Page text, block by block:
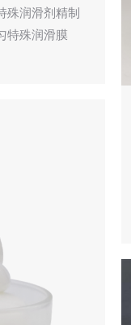
殊润滑剂精制
特殊润滑膜